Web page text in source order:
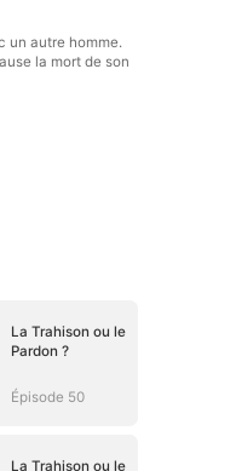
un autre homme.
la mort de son
La Trahison ou le
Pardon ?
Épisode 50
La Trahison ou le